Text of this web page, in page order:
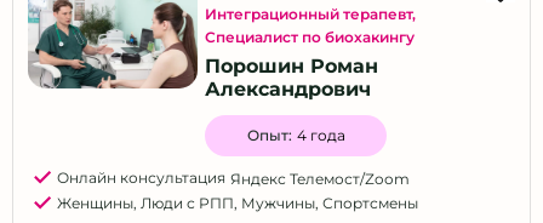
Интеграционный терапевт,
Специалист по биохакингу
Порошин Роман
Александрович
Опыт: 4 года
Онлайн консультация Яндекс Телемост/Zoom
Женщины, Люди с РПП, Мужчины, Спортсмены